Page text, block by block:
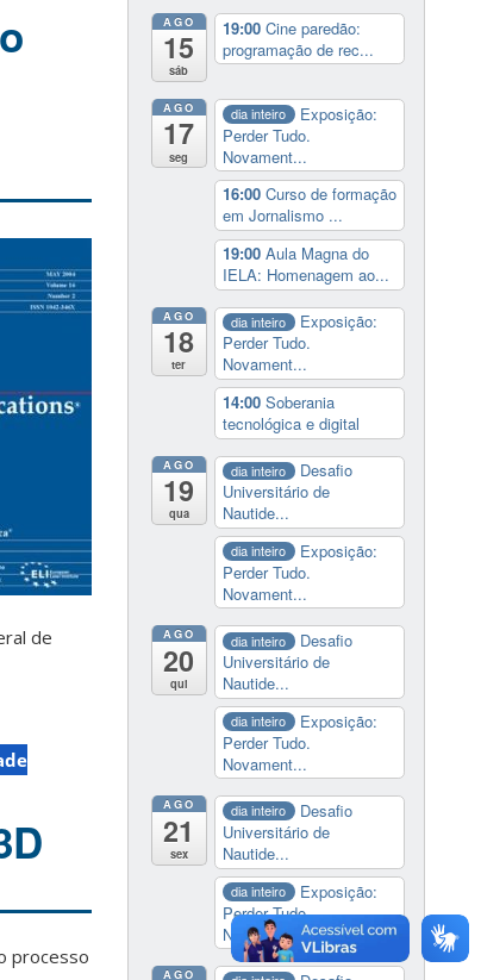
de
processo
AGO
15
sáb
19:00 Cine paredão:
programação de rec...
AGO
17
seg
dia inteiro
Exposição:
Perder Tudo.
Novament...
16:00 Curso de formação
em Jornalismo ...
19:00 Aula Magna do
IELA: Homenagem ao...
AGO
18
ter
dia inteiro
Exposição:
Perder Tudo.
Novament...
14:00 Soberania
tecnológica e digital
AGO
19
qua
dia inteiro
Desafio
Universitário de
Nautide...
dia inteiro
Exposição:
Perder Tudo.
Novament...
AGO
20
qui
dia inteiro
Desafio
Universitário de
Nautide...
dia inteiro
Exposição:
Perder Tudo.
Novament...
AGO
21
sex
dia inteiro
Desafio
Universitário de
Nautide...
dia inteiro
Exposição:
Perder Tudo.
Novament...
AGO